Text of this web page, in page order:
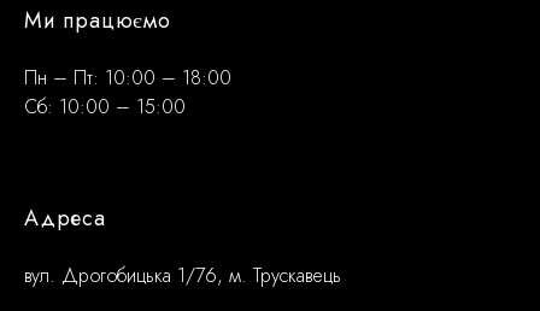
Ми працюємо
Пн – Пт: 10:00 – 18:00
Сб: 10:00 – 15:00
Адреса
вул. Дрогобицька 1/76, м. Трускавець